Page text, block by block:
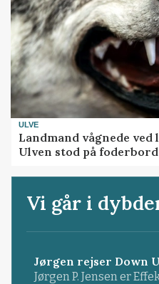
ULVE
Landmand vågnede
Ulven stod på
Vi går i
Jørgen rejser Down
Jørgen P. Jensen er